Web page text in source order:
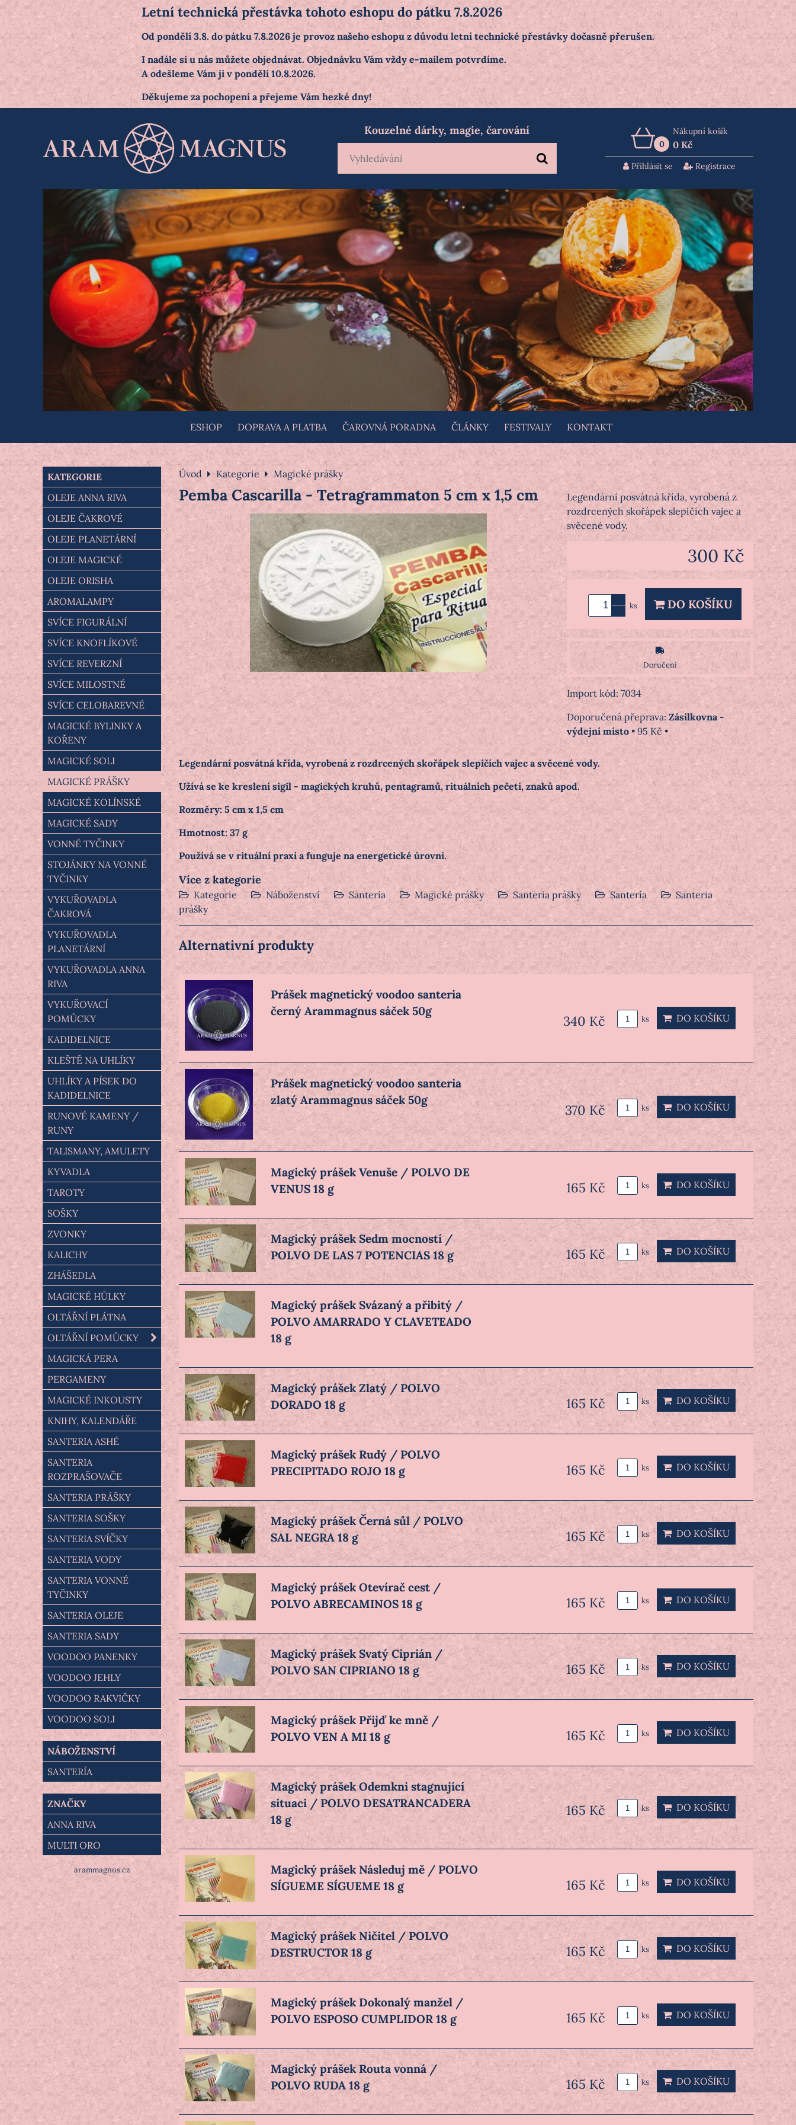
Letní technická přestávka tohoto eshopu do pátku 7.8.2026
Od pondělí 3.8. do pátku 7.8.2026 je provoz našeho eshopu z důvodu letní technické přestávky dočasně přerušen.
I nadále si u nás můžete objednávat. Objednávku Vám vždy e-mailem potvrdíme.
A odešleme Vám ji v pondělí 10.8.2026.
Děkujeme za pochopení a přejeme Vám hezké dny!
Kouzelné dárky, magie, čarování
0
Nákupní košík
0 Kč
Přihlásit se Registrace
ESHOP DOPRAVA A PLATBA ČAROVNÁ PORADNA ČLÁNKY FESTIVALY KONTAKT
Úvod Kategorie Magické prášky
Pemba Cascarilla - Tetragrammaton 5 cm x 1,5 cm
Legendární posvátná křída, vyrobená z
rozdrcených skořápek slepičích vajec a
svěcené vody.
300 Kč
ks DO KOŠÍKU
Doručení
Import kód: 7034
Zásilkovna -
výdejní místo • 95 Kč •
Legendární posvátná křída, vyrobená z rozdrcených skořápek slepičích vajec a svěcené vody.
Užívá se ke kreslení sigil - magických kruhů, pentagramů, rituálních pečetí, znaků apod.
Rozměry: 5 cm x 1,5 cm
Hmotnost: 37 g
Používá se v rituální praxi a funguje na energetické úrovni.
Více z kategorie
Kategorie Náboženství Santería Magické prášky Santeria prášky Santería
Santeria
prášky
Alternativní produkty
Prášek magnetický voodoo santeria
černý Arammagnus sáček 50g
340 Kč ks DO KOŠÍKU
Prášek magnetický voodoo santeria
zlatý Arammagnus sáček 50g
370 Kč ks DO KOŠÍKU
Magický prášek Venuše / POLVO DE
VENUS 18 g
165 Kč ks DO KOŠÍKU
Magický prášek Sedm mocností /
POLVO DE LAS 7 POTENCIAS 18 g
165 Kč ks DO KOŠÍKU
Magický prášek Svázaný a přibitý /
POLVO AMARRADO Y CLAVETEADO
18 g
Magický prášek Zlatý / POLVO
DORADO 18 g
165 Kč ks DO KOŠÍKU
Magický prášek Rudý / POLVO
PRECIPITADO ROJO 18 g
165 Kč ks DO KOŠÍKU
Magický prášek Černá sůl / POLVO
SAL NEGRA 18 g
165 Kč ks DO KOŠÍKU
Magický prášek Otevírač cest /
POLVO ABRECAMINOS 18 g
165 Kč ks DO KOŠÍKU
Magický prášek Svatý Ciprián /
POLVO SAN CIPRIANO 18 g
165 Kč ks DO KOŠÍKU
Magický prášek Přijď ke mně /
POLVO VEN A MI 18 g
165 Kč ks DO KOŠÍKU
Magický prášek Odemkni stagnující
situaci / POLVO DESATRANCADERA
18 g
165 Kč ks DO KOŠÍKU
Magický prášek Následuj mě / POLVO
SÍGUEME SÍGUEME 18 g
165 Kč ks DO KOŠÍKU
Magický prášek Ničitel / POLVO
DESTRUCTOR 18 g
165 Kč ks DO KOŠÍKU
Magický prášek Dokonalý manžel /
POLVO ESPOSO CUMPLIDOR 18 g
165 Kč ks DO KOŠÍKU
Magický prášek Routa vonná /
POLVO RUDA 18 g
165 Kč ks DO KOŠÍKU
KATEGORIE
OLEJE ANNA RIVA
OLEJE ČAKROVÉ
OLEJE PLANETÁRNÍ
OLEJE MAGICKÉ
OLEJE ORISHA
AROMALAMPY
SVÍCE FIGURÁLNÍ
SVÍCE KNOFLÍKOVÉ
SVÍCE REVERZNÍ
SVÍCE MILOSTNÉ
SVÍCE CELOBAREVNÉ
MAGICKÉ BYLINKY A
KOŘENY
MAGICKÉ SOLI
MAGICKÉ PRÁŠKY
MAGICKÉ KOLÍNSKÉ
MAGICKÉ SADY
VONNÉ TYČINKY
STOJÁNKY NA VONNÉ
TYČINKY
VYKUŘOVADLA
ČAKROVÁ
VYKUŘOVADLA
PLANETÁRNÍ
VYKUŘOVADLA ANNA
RIVA
VYKUŘOVACÍ
POMŮCKY
KADIDELNICE
KLEŠTĚ NA UHLÍKY
UHLÍKY A PÍSEK DO
KADIDELNICE
RUNOVÉ KAMENY /
RUNY
TALISMANY, AMULETY
KYVADLA
TAROTY
SOŠKY
ZVONKY
KALICHY
ZHÁŠEDLA
MAGICKÉ HŮLKY
OLTÁŘNÍ PLÁTNA
OLTÁŘNÍ POMŮCKY
MAGICKÁ PERA
PERGAMENY
MAGICKÉ INKOUSTY
KNIHY, KALENDÁŘE
SANTERIA ASHÉ
SANTERIA
ROZPRAŠOVAČE
SANTERIA PRÁŠKY
SANTERIA SOŠKY
SANTERIA SVÍČKY
SANTERIA VODY
SANTERIA VONNÉ
TYČINKY
SANTERIA OLEJE
SANTERIA SADY
VOODOO PANENKY
VOODOO JEHLY
VOODOO RAKVIČKY
VOODOO SOLI
NÁBOŽENSTVÍ
SANTERÍA
ZNAČKY
ANNA RIVA
MULTI ORO
arammagnus.cz